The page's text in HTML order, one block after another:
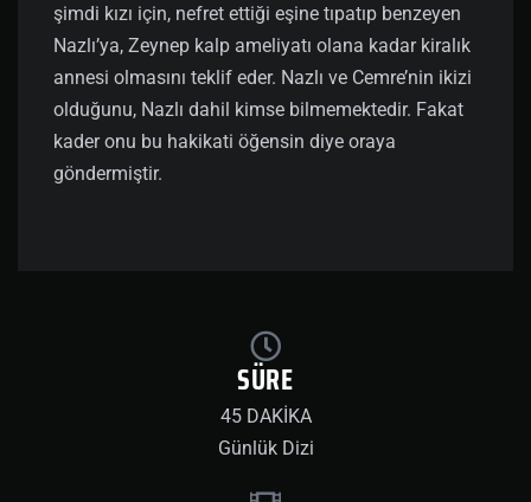
şimdi kızı için, nefret ettiği eşine tıpatıp benzeyen
Nazlı’ya, Zeynep kalp ameliyatı olana kadar kiralık
annesi olmasını teklif eder. Nazlı ve Cemre’nin ikizi
olduğunu, Nazlı dahil kimse bilmemektedir. Fakat
kader onu bu hakikati öğensin diye oraya
göndermiştir.
SÜRE
45 DAKİKA
Günlük Dizi